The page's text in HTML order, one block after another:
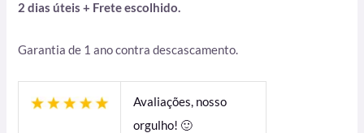
2 dias úteis + Frete escolhido.
Garantia de 1 ano contra descascamento.
Avaliações, nosso
orgulho! 🙂